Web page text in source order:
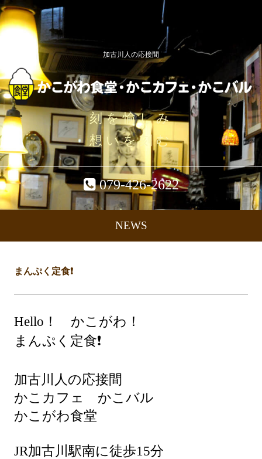
加古川人の応接間
刻を愉しみ
想いを刻む
079-426-2622
NEWS
まんぷく定食❗️
Hello！ かこがわ！
まんぷく定食❗️
加古川人の応接間
かこカフェ かこバル
かこがわ食堂
JR加古川駅南に徒歩15分